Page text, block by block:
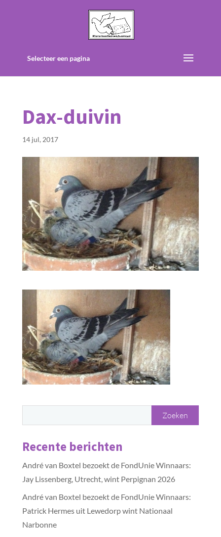
Selecteer een pagina
Dax-duivin
14 jul, 2017
Recente berichten
André van Boxtel bezoekt de FondUnie Winnaars:
Jay Lissenberg, Utrecht, wint Perpignan 2026
André van Boxtel bezoekt de FondUnie Winnaars:
Patrick Hermes uit Lewedorp wint Nationaal
Narbonne